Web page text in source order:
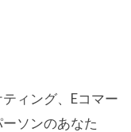
ィング、Eコマー
ソンのあなた